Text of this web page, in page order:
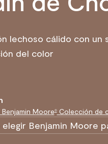
lechoso cálido con
del color
Moore®Colección de
elegir Benjamin Moore